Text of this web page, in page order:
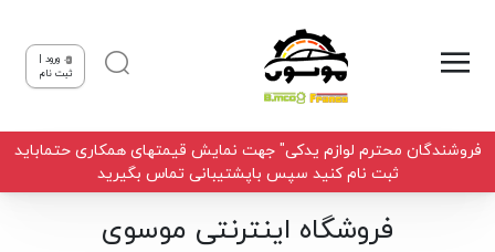
ورود |
ثبت نام
فروشندگان محترم لوازم یدکی" جهت نمایش قیمتهای همکاری حتماباید
ثبت نام کنید سپس باپشتیبانی تماس بگیرید
فروشگاه اینترنتی موسوی